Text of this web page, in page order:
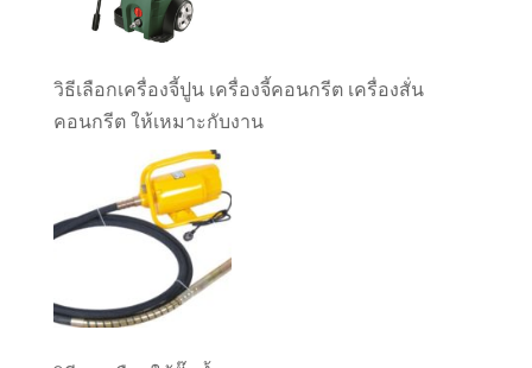
วิธีเลือกเครื่องจี้ปูน เครื่องจี้คอนกรีต เครื่องสั่น
คอนกรีต ให้เหมาะกับงาน